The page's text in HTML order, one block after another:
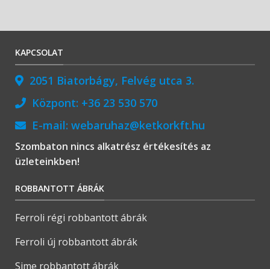
KAPCSOLAT
2051 Biatorbágy, Felvég utca 3.
Központ: +36 23 530 570
E-mail: webaruhaz@ketkorkft.hu
Szombaton nincs alkatrész értékesítés az
üzleteinkben!
ROBBANTOTT ÁBRÁK
Ferroli régi robbantott ábrák
Ferroli új robbantott ábrák
Sime robbantott ábrák